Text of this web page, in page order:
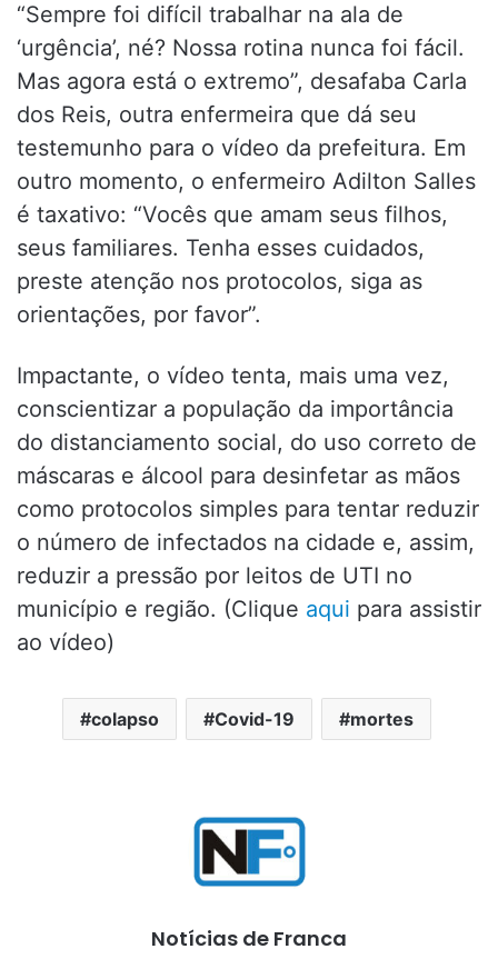
“Sempre foi difícil trabalhar na ala de
‘urgência’, né? Nossa rotina nunca foi fácil.
Mas agora está o extremo”, desafaba Carla
dos Reis, outra enfermeira que dá seu
testemunho para o vídeo da prefeitura. Em
outro momento, o enfermeiro Adilton Salles
é taxativo: “Vocês que amam seus filhos,
seus familiares. Tenha esses cuidados,
preste atenção nos protocolos, siga as
orientações, por favor”.
Impactante, o vídeo tenta, mais uma vez,
conscientizar a população da importância
do distanciamento social, do uso correto de
máscaras e álcool para desinfetar as mãos
como protocolos simples para tentar reduzir
o número de infectados na cidade e, assim,
reduzir a pressão por leitos de UTI no
município e região. (Clique aqui para assistir
ao vídeo)
colapso Covid-19 mortes
Notícias de Franca